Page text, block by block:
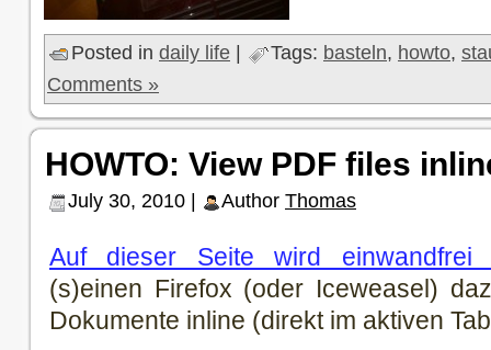
Posted in daily life Tags: basteln, howto,
Comments »
HOWTO: View PDF files
July 30, 2010 | Author Thomas
Auf dieser Seite wird einwandfrei
(s)einen Firefox (oder Iceweasel)
Dokumente inline (direkt im aktiven